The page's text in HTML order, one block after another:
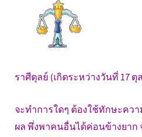
ราศีตุลย์ (เกิดระหว่างวันที่ 17
จะทำการใดๆ ต้องใช้ทักษะคว
ผล พึ่งพาคนอื่นได้ค่อนข้างยาก